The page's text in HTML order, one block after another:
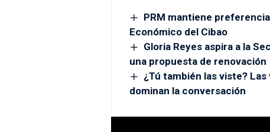
PRM mantiene
Económico del Cibao
Gloria Reyes aspira a la
una propuesta de renovación
¿Tú también las viste?
dominan la conversación